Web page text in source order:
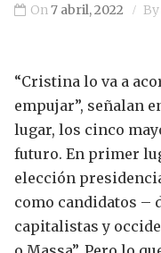
On 7 abril, 2022 By
“Cristina lo va a
empujar”, señalan
lugar, los cinco
futuro. En primer
elección
como candidatos –
capitalistas y